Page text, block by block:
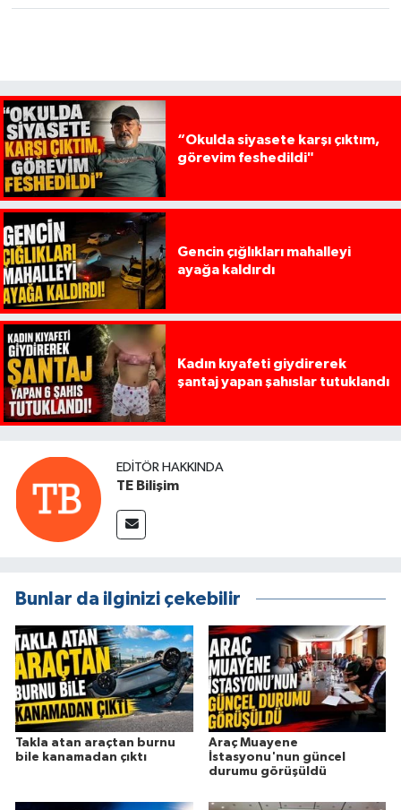
“Okulda siyasete karşı çıktım,
görevim feshedildi"
Gencin çığlıkları mahalleyi
ayağa kaldırdı
Kadın kıyafeti giydirerek
şantaj yapan şahıslar tutuklandı
EDITÖR HAKKINDA
TE Bilişim
Bunlar da ilginizi çekebilir
Takla atan araçtan burnu
bile kanamadan çıktı
Araç Muayene
İstasyonu'nun güncel
durumu görüşüldü